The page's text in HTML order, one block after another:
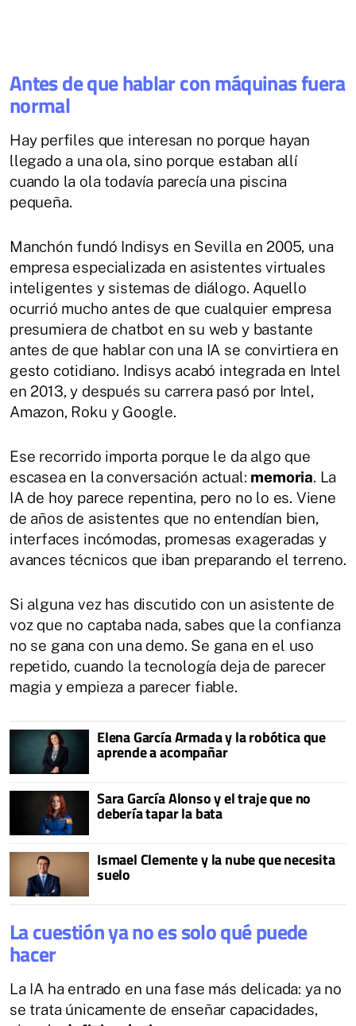
Antes de que hablar con máquinas fuera
normal
Hay perfiles que interesan no porque hayan
llegado a una ola, sino porque estaban allí
cuando la ola todavía parecía una piscina
pequeña.
Manchón fundó Indisys en Sevilla en 2005, una
empresa especializada en asistentes virtuales
inteligentes y sistemas de diálogo. Aquello
ocurrió mucho antes de que cualquier empresa
presumiera de chatbot en su web y bastante
antes de que hablar con una IA se convirtiera en
gesto cotidiano. Indisys acabó integrada en Intel
en 2013, y después su carrera pasó por Intel,
Amazon, Roku y Google.
Ese recorrido importa porque le da algo que
escasea en la conversación actual: memoria. La
IA de hoy parece repentina, pero no lo es. Viene
de años de asistentes que no entendían bien,
interfaces incómodas, promesas exageradas y
avances técnicos que iban preparando el terreno.
Si alguna vez has discutido con un asistente de
voz que no captaba nada, sabes que la confianza
no se gana con una demo. Se gana en el uso
repetido, cuando la tecnología deja de parecer
magia y empieza a parecer fiable.
Elena García Armada y la robótica que
aprende a acompañar
Sara García Alonso y el traje que no
debería tapar la bata
Ismael Clemente y la nube que necesita
suelo
La cuestión ya no es solo qué puede
hacer
La IA ha entrado en una fase más delicada: ya no
se trata únicamente de enseñar capacidades,